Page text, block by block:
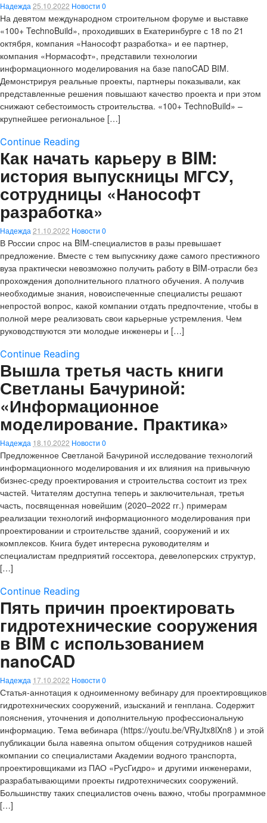
Надежда 25.10.2022 Новости 0
На девятом международном строительном форуме и выставке
«100+ TechnoBuild», проходивших в Екатеринбурге с 18 по 21
октября, компания «Нанософт разработка» и ее партнер,
компания «Нормасофт», представили технологии
информационного моделирования на базе nanoCAD BIM.
Демонстрируя реальные проекты, партнеры показывали, как
представленные решения повышают качество проекта и при этом
снижают себестоимость строительства. «100+ TechnoBuild» –
крупнейшее региональное […]
Continue Reading
Как начать карьеру в BIM:
история выпускницы МГСУ,
сотрудницы «Нанософт
разработка»
Надежда 21.10.2022 Новости 0
В России спрос на BIM-специалистов в разы превышает
предложение. Вместе с тем выпускнику даже самого престижного
вуза практически невозможно получить работу в BIM-отрасли без
прохождения дополнительного платного обучения. А получив
необходимые знания, новоиспеченные специалисты решают
непростой вопрос, какой компании отдать предпочтение, чтобы в
полной мере реализовать свои карьерные устремления. Чем
руководствуются эти молодые инженеры и […]
Continue Reading
Вышла третья часть книги
Светланы Бачуриной:
«Информационное
моделирование. Практика»
Надежда 18.10.2022 Новости 0
Предложенное Светланой Бачуриной исследование технологий
информационного моделирования и их влияния на привычную
бизнес-среду проектирования и строительства состоит из трех
частей. Читателям доступна теперь и заключительная, третья
часть, посвященная новейшим (2020–2022 гг.) примерам
реализации технологий информационного моделирования при
проектировании и строительстве зданий, сооружений и их
комплексов. Книга будет интересна руководителям и
специалистам предприятий госсектора, девелоперских структур,
[…]
Continue Reading
Пять причин проектировать
гидротехнические сооружения
в BIM с использованием
nanoCAD
Надежда 17.10.2022 Новости 0
Статья-аннотация к одноименному вебинару для проектировщиков
гидротехнических сооружений, изысканий и генплана. Содержит
пояснения, уточнения и дополнительную профессиональную
информацию. Тема вебинара (https://youtu.be/VRyJtx8lXn8 ) и этой
публикации была навеяна опытом общения сотрудников нашей
компании со специалистами Академии водного транспорта,
проектировщиками из ПАО «РусГидро» и другими инженерами,
разрабатывающими проекты гидротехнических сооружений.
Большинству таких специалистов очень важно, чтобы программное
[…]